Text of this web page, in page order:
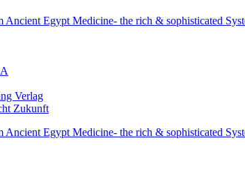
Ancient Egypt Medicine- the rich & sophisticated
Verlag
Zukunft
Ancient Egypt Medicine- the rich & sophisticated